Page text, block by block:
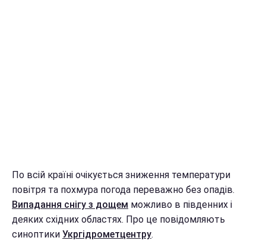
По всій країні очікується зниження температури
повітря та похмура погода переважно без опадів.
Випадання снігу з дощем можливо в південних і
деяких східних областях. Про це повідомляють
синоптики Укргідрометцентру.